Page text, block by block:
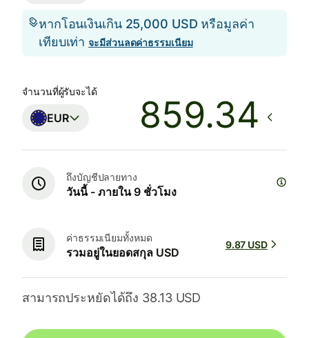
หากโอนเงินเกิน 25,000 USD หรือมูลค่า
เทียบเท่าจะมีส่วนลดค่าธรรมเนียม
จำนวนที่ผู้รับจะได้
EUR
ถึงบัญชีปลายทาง
วันนี้ - ภายใน 9 ชั่วโมง
ค่าธรรมเนียมทั้งหมด
รวมอยู่ในยอดสกุล USD
9.87 USD
สามารถประหยัดได้ถึง 38.13 USD